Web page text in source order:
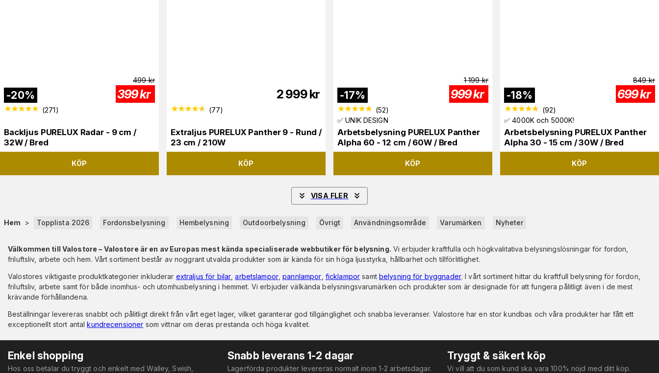
-20%
499 kr
399kr
(271)
Backljus PURELUX Radar - 9 cm /
32W / Bred
KÖP
2 999kr
(77)
Extraljus PURELUX Panther 9 - Rund /
23 cm / 210W
KÖP
-17%
1 199 kr
999kr
(52)
✅ UNIK DESIGN
Arbetsbelysning PURELUX Panther
Alpha 60 - 12 cm / 60W / Bred
KÖP
-18%
849 kr
699kr
(92)
✅ 4000K och 5000K!
Arbetsbelysning PURELUX Panther
Alpha 30 - 15 cm / 30W / Bred
KÖP
VISA FLER
Hem > Topplista 2026 Fordonsbelysning Hembelysning Outdoorbelysning Övrigt Användningsområde Varumärken Nyheter
Välkommen till Valostore – Valostore är en av Europas mest kända specialiserade webbutiker för belysning. Vi erbjuder kraftfulla och högkvalitativa belysningslösningar för fordon,
friluftsliv, arbete och hem. Vårt sortiment består av noggrant utvalda produkter som är kända för sin höga ljusstyrka, hållbarhet och tillförlitlighet.
Valostores viktigaste produktkategorier inkluderar extraljus för bilar ,arbetslampor,pannlampor ficklampor samt belysning för byggnader. I vårt sortiment hittar du kraftfull belysning för fordon,
friluftsliv, arbete samt för både inomhus- och utomhusbelysning i hemmet. Vi erbjuder välkända belysningsvarumärken och produkter som är designade för att fungera pålitligt även i de mest
krävande förhållandena.
Beställningar levereras snabbt och pålitligt direkt från vårt eget lager, vilket garanterar god tillgänglighet och snabba leveranser. Valostore har en stor kundbas och våra produkter har fått ett
exceptionellt stort antalkundrecensioner som vittnar om deras prestanda och höga kvalitet.
Enkel shopping
Hos oss betalar du tryggt och enkelt med Walley, Swish,
Snabb leverans 1-2 dagar
Lagerförda produkter levereras normalt inom 1-2 arbetsdagar.
Tryggt & säkert köp
Vi vill att du som kund ska vara 100% nöjd med ditt köp.